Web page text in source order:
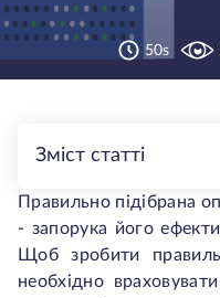
50s
Зміст статті
Правильно підібрана
- запорука його
Щоб зробити
необхідно